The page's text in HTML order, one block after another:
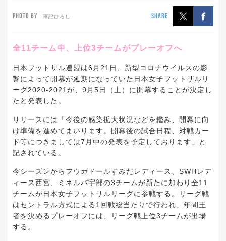
PHOTO BY 軍記ひろし SHARE
全11チーム中、上位3チームがプレーオフへ
日本フットサル連盟は6月21日、新型コロナウイルスの影
響によって開幕が延期になっていた日本女子フットサルリ
ーグ2020-2021が、9月5日（土）に開幕することが決定し
たと発表した。
リリースには「今後の感染拡大状況などを鑑み、開幕に向
け準備を進めてまいります。開幕後の試合日程、対戦カー
ド等につきましては7月中の発表を予定しております」と
記されている。
今シーズンからフウガドールすみだレディース、SWHレデ
ィース西宮、ミネルバ宇部の3チームが新たに加わり全11
チームが日本女子フットサルリーグに参戦する。リーグ戦
はセントラル方式による1回戦総当たりで行われ、年間王
者を決めるプレーオフには、リーグ戦上位3チームが出場
する。